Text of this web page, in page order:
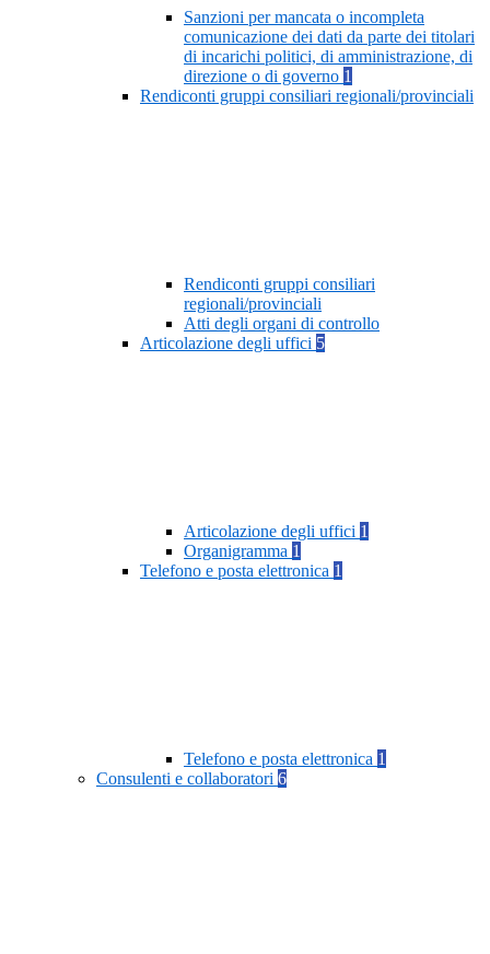
Sanzioni per mancata o incompleta
comunicazione dei dati da parte dei titolari
di incarichi politici, di amministrazione, di
direzione o di governo 1
Rendiconti gruppi consiliari regionali/provinciali
Rendiconti gruppi consiliari
regionali/provinciali
Atti degli organi di controllo
Articolazione degli uffici 5
Articolazione degli uffici 1
Organigramma 1
Telefono e posta elettronica 1
Telefono e posta elettronica 1
Consulenti e collaboratori 6